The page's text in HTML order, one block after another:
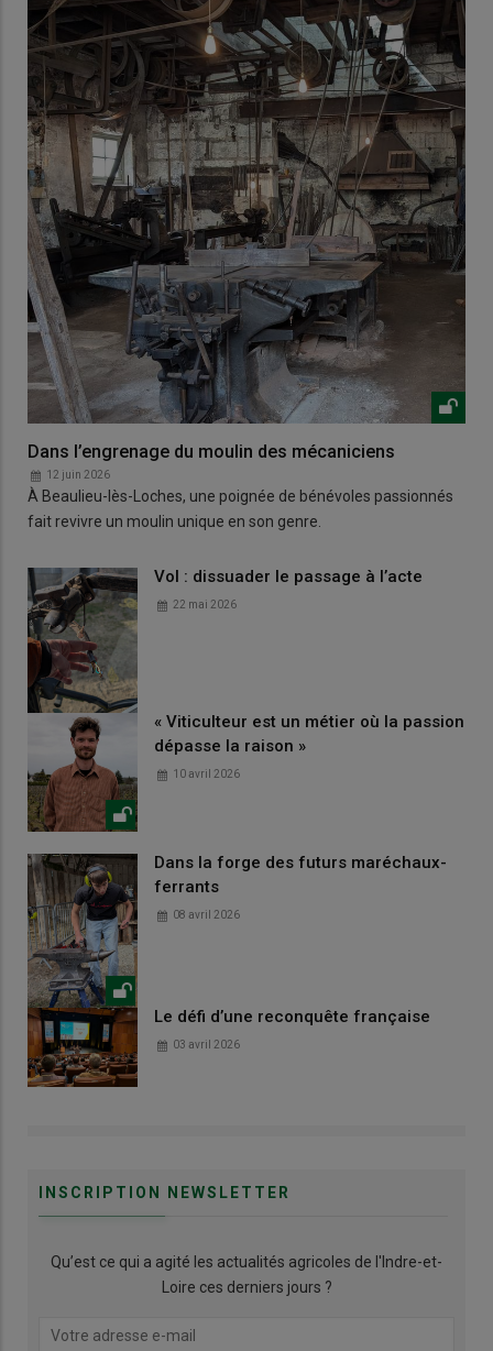
Dans l’engrenage du moulin des mécaniciens
12 juin 2026
À Beaulieu-lès-Loches, une poignée de bénévoles passionnés
fait revivre un moulin unique en son genre.
Vol : dissuader le passage à l’acte
22 mai 2026
« Viticulteur est un métier où la passion
dépasse la raison »
10 avril 2026
Dans la forge des futurs maréchaux-
ferrants
08 avril 2026
Le défi d’une reconquête française
03 avril 2026
INSCRIPTION NEWSLETTER
Qu’est ce qui a agité les actualités agricoles de l'Indre-et-
Loire ces derniers jours ?